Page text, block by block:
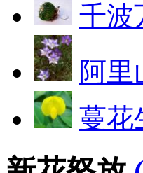
千波
阿里
蔓花